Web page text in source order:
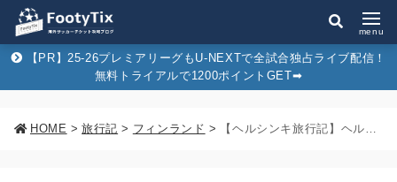
menu
【PR】25-26プレミアリーグもU-NEXTで全試合独占ライブ配信！
無料トライアルで1200ポイントGET➡︎
HOME > 旅行記 > フィンランド > 【ヘルシンキ旅行記】ヘルシンキ・ヴァンダー空港で空港泊！